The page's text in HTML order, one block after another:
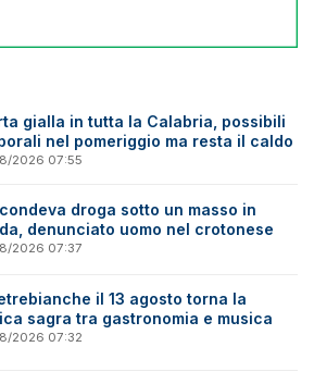
gialla in tutta la Calabria, possibili
nel pomeriggio ma resta il caldo
2026 07:55
droga sotto un masso in
denunciato uomo nel crotonese
2026 07:37
il 13 agosto torna la
sagra tra gastronomia e musica
2026 07:32